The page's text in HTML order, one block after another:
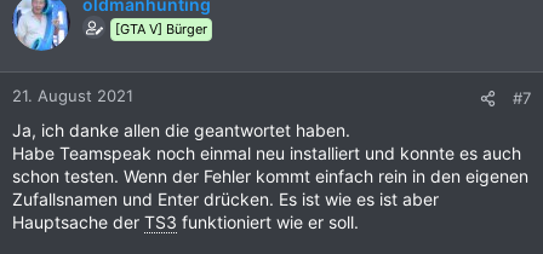
oldmanhunting
[GTA V] Bürger
21. August 2021 #7
Ja, ich danke allen die geantwortet haben.
Habe Teamspeak noch einmal neu installiert und konnte es auch
schon testen. Wenn der Fehler kommt einfach rein in den eigenen
Zufallsnamen und Enter drücken. Es ist wie es ist aber
Hauptsache der TS3 funktioniert wie er soll.